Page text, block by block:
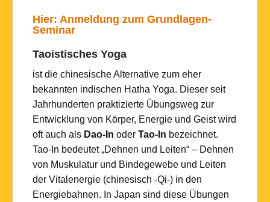
Hier: Anmeldung zum Grundlagen-
Seminar
Taoistisches Yoga
ist die chinesische Alternative zum eher
bekannten indischen Hatha Yoga. Dieser seit
Jahrhunderten praktizierte Übungsweg zur
Entwicklung von Körper, Energie und Geist wird
oft auch als Dao-In oder Tao-In bezeichnet.
Tao-In bedeutet „Dehnen und Leiten“ – Dehnen
von Muskulatur und Bindegewebe und Leiten
der Vitalenergie (chinesisch -Qi-) in den
Energiebahnen. In Japan sind diese Übungen